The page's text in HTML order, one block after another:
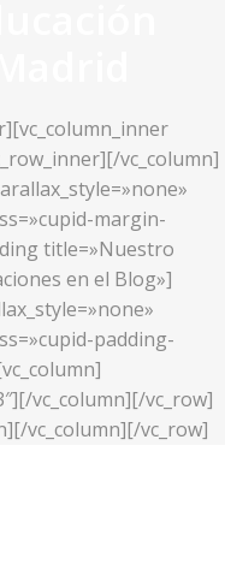
vc_column]
margin-
title=»Nuestro
en el Blog»]
padding-
vc_column][/vc_row]
vc_column][/vc_row]